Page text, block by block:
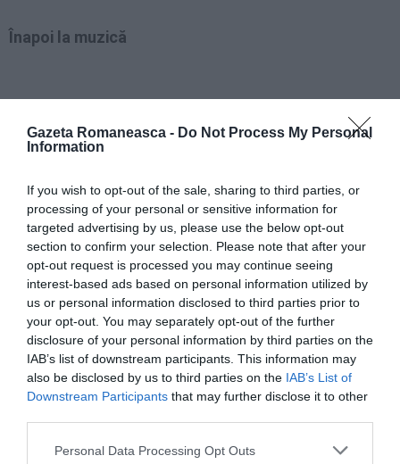
Gazeta Romaneasca - Do Not Process My Personal
Information
If you wish to opt-out of the sale, sharing to third parties, or
processing of your personal or sensitive information for
targeted advertising by us, please use the below opt-out
section to confirm your selection. Please note that after your
opt-out request is processed you may continue seeing
interest-based ads based on personal information utilized by
us or personal information disclosed to third parties prior to
your opt-out. You may separately opt-out of the further
disclosure of your personal information by third parties on the
IAB’s list of downstream participants. This information may
also be disclosed by us to third parties on the IAB’s List of
Downstream Participants that may further disclose it to other
Personal Data Processing Opt Outs
Înapoi la muzică
Viaţa Claudiei a luat o întorsătură pozitivă şi de
aproape doi ani a început să apară la diferite
comunitatea românească. "În 2011 l-am cunoscut pe
Max Smeraldi, ex-chitarist al formaţiei Banco del
Pronto Soccorso, care m-a convins să mă reapuc
serios de muzică şi cu care am înregistrat un disc.
Tot în 2011 am revenit pe scena Teatrului de Nord
din Satu-Mare, cu mare succes, zic eu. Am început şi
alte colaborări din care au rezultat prezenţe pe
scene, printre care şi într-un concert în piazza San
Giovanni din Roma unde am cântat piese folk
româneşti şi cover italiene. }in neapărat să precizez